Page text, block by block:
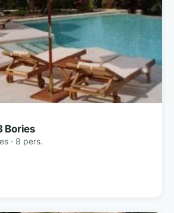
Bories
· 8 pers.